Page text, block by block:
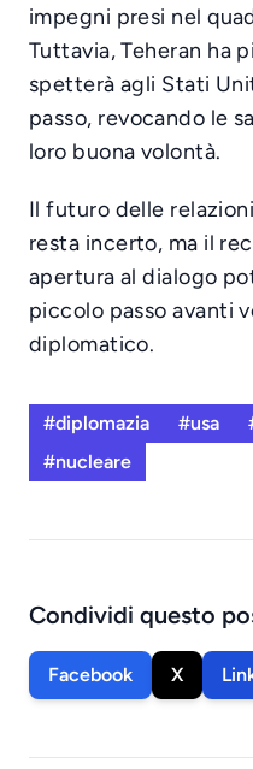
impegni presi nel
Tuttavia, Teheran ha
spetterà agli Stati
passo, revocando le
loro buona volontà.
Il futuro delle
resta incerto, ma il
apertura al dialogo
piccolo passo avanti
diplomatico.
#diplomazia #usa
#nucleare
Condividi questo
Facebook X